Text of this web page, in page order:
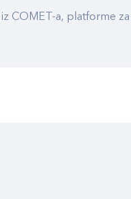
COMET-a, platforme